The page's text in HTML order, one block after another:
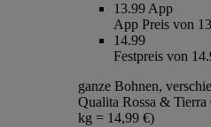
13.99App
App Preis von
14.99
Festpreis von
ganze Bohnen,
Qualita Rossa &
kg = 14,99 €)